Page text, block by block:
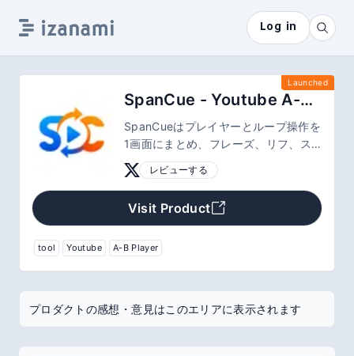
Log in
Launched
SpanCue - Youtube A-B Player
SpanCueはプレイヤーとループ操作を
1画面にまとめ、フレーズ、リフ、ス
テップ、講義の一部に集中できるよう
にします。
レビューする
Visit Product
tool Youtube A-B Player
プロダクトの感想・意見はこのエリアに表示されます